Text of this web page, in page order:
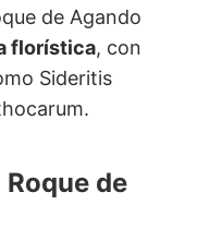
de Agando
florística, con
Sideritis
de